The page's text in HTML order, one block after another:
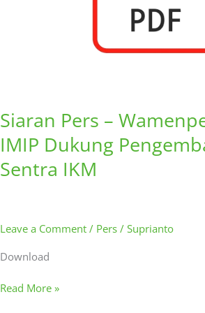
Siaran Pers –
IMIP Dukung
Sentra IKM
Leave a Comment / Pers / Suprianto
Download
Read More »